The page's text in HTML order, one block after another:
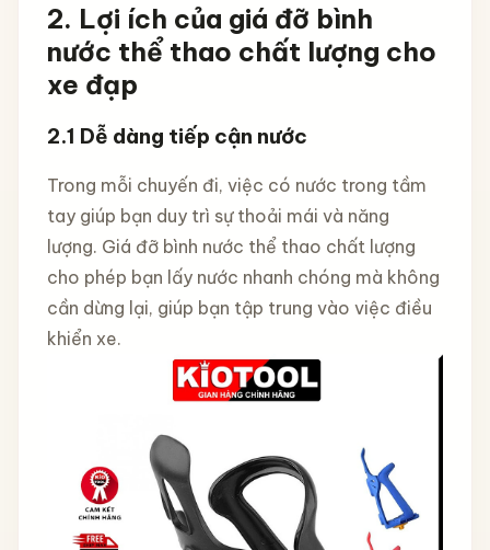
2. Lợi ích của giá đỡ bình
nước thể thao chất lượng cho
xe đạp
2.1 Dễ dàng tiếp cận nước
Trong mỗi chuyến đi, việc có nước trong tầm
tay giúp bạn duy trì sự thoải mái và năng
lượng. Giá đỡ bình nước thể thao chất lượng
cho phép bạn lấy nước nhanh chóng mà không
cần dừng lại, giúp bạn tập trung vào việc điều
khiển xe.